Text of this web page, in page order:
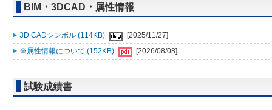
BIM・3DCAD・属性情報
3D CADシンボル (114KB)
[2025/11/27]
※属性情報について (152KB)
[2026/08/08]
試験成績書